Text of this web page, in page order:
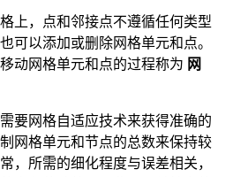
上，点和邻接点不遵循任何类型
可以添加或删除网格单元和点。
动网格单元和点的过程称为 网
要网格自适应技术来获得准确的
网格单元和节点的总数来保持较
，所需的细化程度与误差相关，